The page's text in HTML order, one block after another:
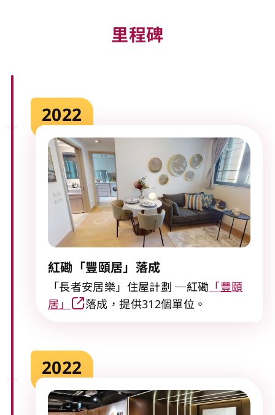
里程碑
2022
紅磡「豐頤居」落成
「長者安居樂」住屋計劃 ─紅磡 「豐頤
居」
落成，提供312個單位。
2022